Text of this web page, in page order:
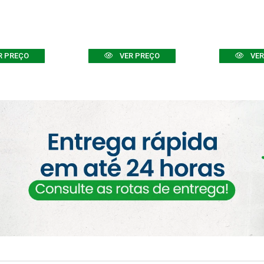
PREÇO VER PREÇO